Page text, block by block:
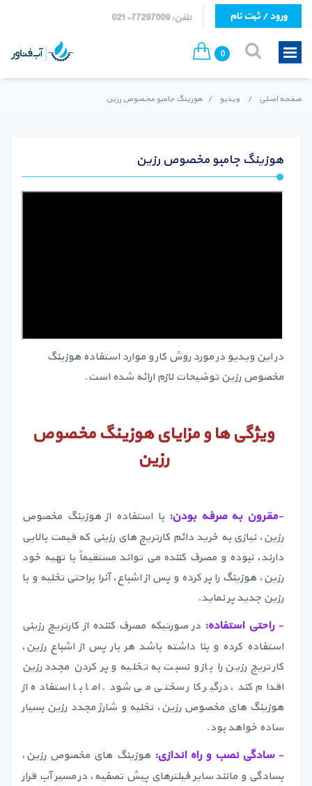
تلفن: 77297009-021 ورود / ثبت نام
0
صفحه اصلی / ویدیو / هوزینگ جامبو مخصوص رزین
هوزینگ جامبو مخصوص رزین
در این ویدیو در مورد روش کار و موارد استفاده هوزینگ
مخصوص رزین توضیحات لازم ارائه شده است.
ویژگی ها و مزایای هوزینگ مخصوص
رزین
-مقرون به صرفه بودن: با استفاده از هوزینگ مخصوص
رزین، نیازی به خرید دائم کارتریج های رزینی که قیمت بالایی
دارند، نبوده و مصرف کننده می تواند مستقیماً با تهیه خود
رزین، هوزینگ را پر کرده و پس از اشباع، آنرا براحتی تخلیه و با
رزین جدید پر نماید.
-راحتی استفاده: در صورتیکه مصرف کننده از کارتریج رزینی
استفاده کرده و بنا داشته باشد هر بار پس از اشباع رزین،
کارتریج رزین را باز و نسبت به تخلیه و پر کردن مجدد رزین
اقدام کند، درگیر کار سختی می شود. اما با استفاده از
هوزینگ های مخصوص رزین، تخلیه و شارژ مجدد رزین بسیار
ساده خواهد بود.
-سادگی نصب و راه اندازی: هوزینگ های مخصوص رزین،
بسادگی و مانند سایر فیلترهای پیش تصفیه، در مسیر آب قرار